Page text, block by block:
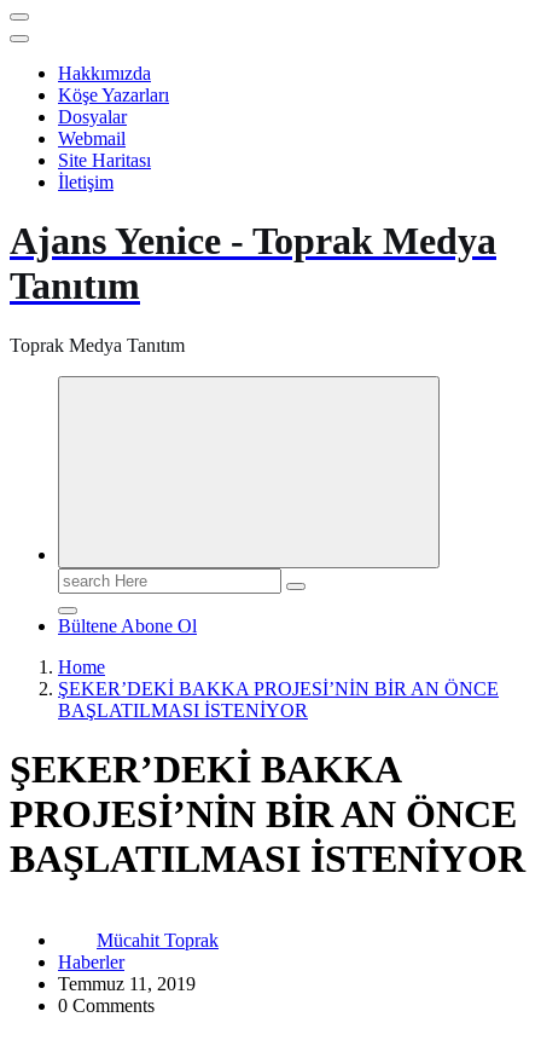
Hakkımızda
Köşe Yazarları
Dosyalar
Webmail
Site Haritası
İletişim
Ajans Yenice - Toprak Medya
Tanıtım
Toprak Medya Tanıtım
Search
for:
Bültene Abone Ol
Home
ŞEKER’DEKİ BAKKA PROJESİ’NİN BİR AN ÖNCE
BAŞLATILMASI İSTENİYOR
ŞEKER’DEKİ BAKKA
PROJESİ’NİN BİR AN ÖNCE
BAŞLATILMASI İSTENİYOR
Mücahit Toprak
Haberler
Temmuz 11, 2019
0 Comments